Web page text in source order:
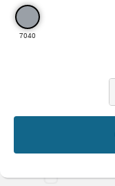
7040